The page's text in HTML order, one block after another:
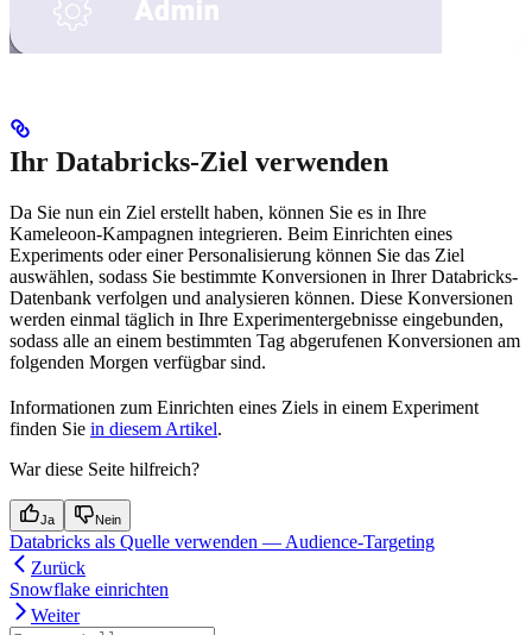
Ihr Databricks-Ziel verwenden
Da Sie nun ein Ziel erstellt haben, können Sie es in Ihre
Kameleoon-Kampagnen integrieren. Beim Einrichten eines
Experiments oder einer Personalisierung können Sie das Ziel
auswählen, sodass Sie bestimmte Konversionen in Ihrer Databricks-
Datenbank verfolgen und analysieren können. Diese Konversionen
werden einmal täglich in Ihre Experimentergebnisse eingebunden,
sodass alle an einem bestimmten Tag abgerufenen Konversionen am
folgenden Morgen verfügbar sind.
Informationen zum Einrichten eines Ziels in einem Experiment
finden Sie in diesem Artikel.
War diese Seite hilfreich?
Ja Nein
Databricks als Quelle verwenden — Audience-Targeting
Zurück
Snowflake einrichten
Weiter